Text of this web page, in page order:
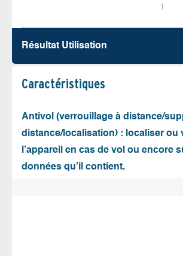
1
Résultat Utilisation
Caractéristiques
Antivol (verrouillage à distance/
distance/localisation) : localiser ou
l’appareil en cas de vol ou encore
données qu’il contient.